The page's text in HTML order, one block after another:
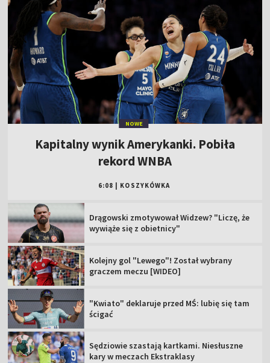
NOWE
Kapitalny wynik Amerykanki. Pobiła
rekord WNBA
6:08 KOSZYKÓWKA
Drągowski zmotywował Widzew? "Liczę, że
wywiąże się z obietnicy"
Kolejny gol "Lewego"! Został wybrany
graczem meczu [WIDEO]
"Kwiato" deklaruje przed MŚ: lubię się tam
ścigać
Sędziowie szastają kartkami. Niesłuszne
kary w meczach Ekstraklasy